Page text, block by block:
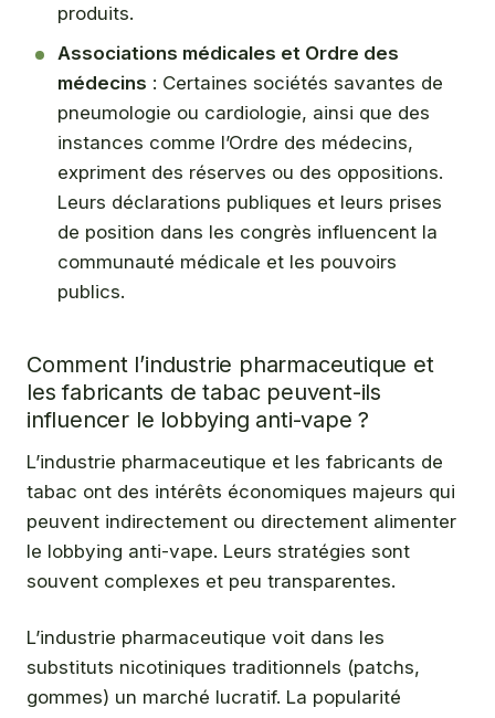
produits.
Associations médicales et Ordre des
médecins : Certaines sociétés savantes de
pneumologie ou cardiologie, ainsi que des
instances comme l’Ordre des médecins,
expriment des réserves ou des oppositions.
Leurs déclarations publiques et leurs prises
de position dans les congrès influencent la
communauté médicale et les pouvoirs
publics.
Comment l’industrie pharmaceutique et
les fabricants de tabac peuvent-ils
influencer le lobbying anti-vape ?
L’industrie pharmaceutique et les fabricants de
tabac ont des intérêts économiques majeurs qui
peuvent indirectement ou directement alimenter
le lobbying anti-vape. Leurs stratégies sont
souvent complexes et peu transparentes.
L’industrie pharmaceutique voit dans les
substituts nicotiniques traditionnels (patchs,
gommes) un marché lucratif. La popularité